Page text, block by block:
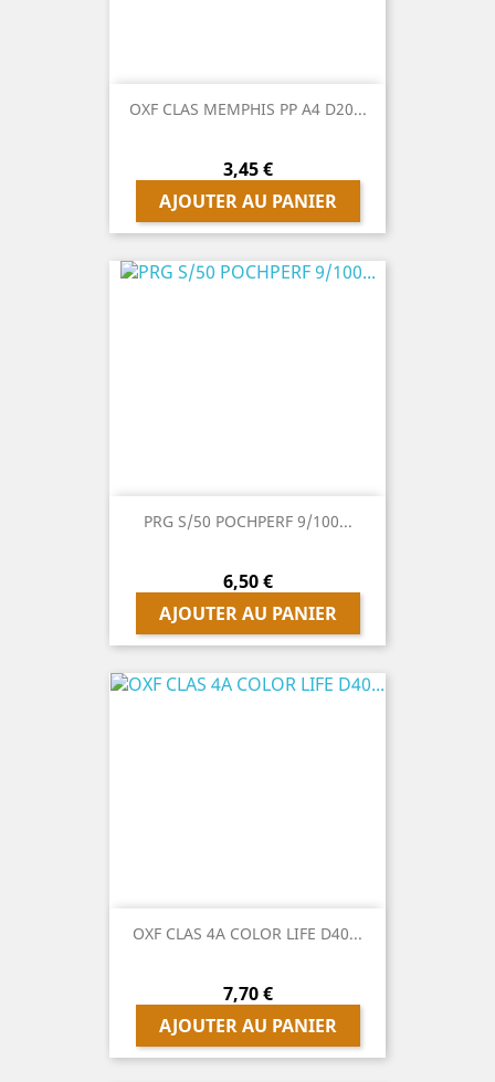
OXF CLAS MEMPHIS PP A4 D20...
Prix
3,45 €
AJOUTER AU PANIER
PRG S/50 POCHPERF 9/100...
Prix
6,50 €
AJOUTER AU PANIER
OXF CLAS 4A COLOR LIFE D40...
Prix
7,70 €
AJOUTER AU PANIER